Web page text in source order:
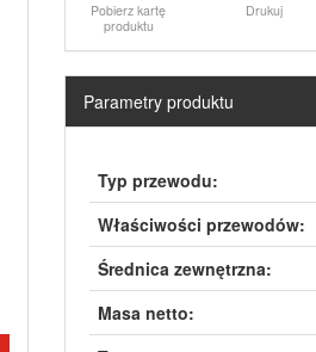
Pobierz kartę
produktu
Drukuj
Parametry produktu
Typ przewodu:
Właściwości przewodów:
Średnica zewnętrzna:
Masa netto: